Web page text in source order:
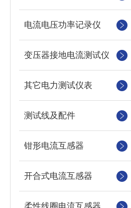
电流电压功率记录仪
变压器接地电流测试仪
其它电力测试仪表
测试线及配件
钳形电流互感器
开合式电流互感器